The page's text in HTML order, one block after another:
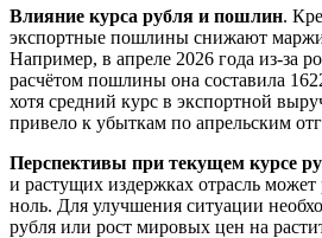
Влияние курса рубля и пошлин.
экспортные пошлины снижают
Например, в апреле 2026 года из-за
расчётом пошлины она составила
хотя средний курс в экспортной
привело к убыткам по апрельским
Перспективы при текущем курсе
и растущих издержках отрасль может
ноль. Для улучшения ситуации
рубля или рост мировых цен на